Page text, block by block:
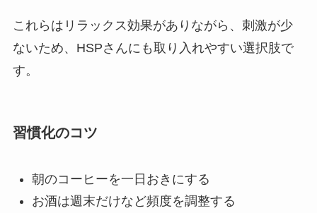
これらはリラックス効果がありながら、刺激が少
ないため、HSPさんにも取り入れやすい選択肢で
す。
習慣化のコツ
朝のコーヒーを一日おきにする
お酒は週末だけなど頻度を調整する